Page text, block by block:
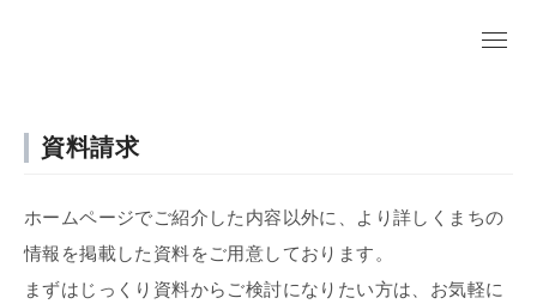
資料請求
ホームページでご紹介した内容以外に、より詳しくまちの
情報を掲載した資料をご用意しております。
まずはじっくり資料からご検討になりたい方は、お気軽に